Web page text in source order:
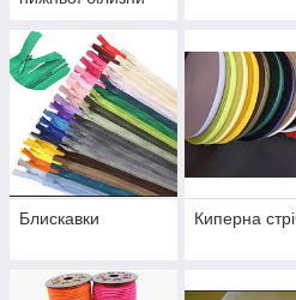
Блискавки Киперна